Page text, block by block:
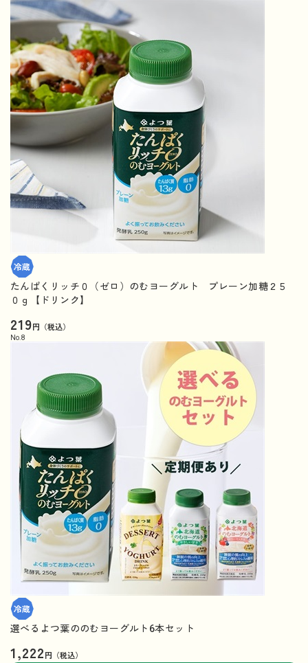
たんぱくリッチ０（ゼロ）のむヨーグルト プレーン加糖２５
０ｇ【ドリンク】
219円（税込）
No. 8
選べるよつ葉ののむヨーグルト6本セット
1,222円（税込）